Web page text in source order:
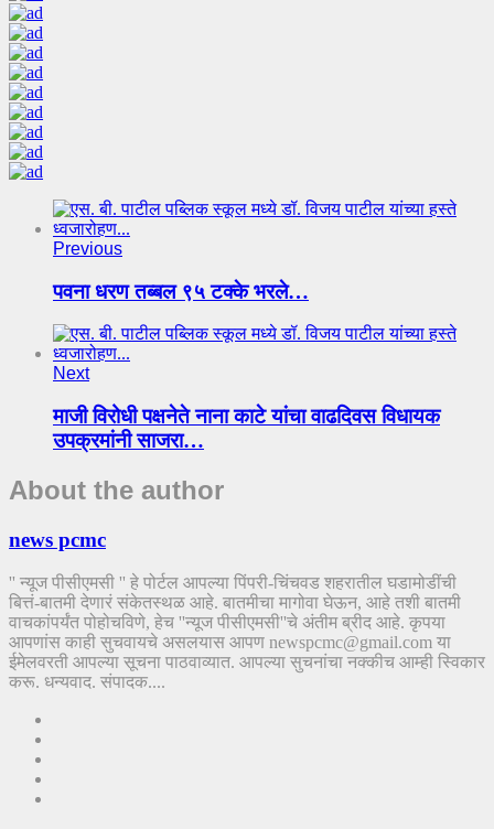
Previous
पवना धरण तब्बल ९५ टक्के भरले…
Next
माजी विरोधी पक्षनेते नाना काटे यांचा वाढदिवस विधायक
उपक्रमांनी साजरा…
About the author
news pcmc
'' न्यूज पीसीएमसी '' हे पोर्टल आपल्या पिंपरी-चिंचवड शहरातील घडामोडींची
बित्तं-बातमी देणारं संकेतस्थळ आहे. बातमीचा मागोवा घेऊन, आहे तशी बातमी
वाचकांपर्यंत पोहोचविणे, हेच ''न्यूज पीसीएमसी''चे अंतीम ब्रीद आहे. कृपया
आपणांस काही सुचवायचे असलयास आपण newspcmc@gmail.com या
ईमेलवरती आपल्या सूचना पाठवाव्यात. आपल्या सुचनांचा नक्कीच आम्ही स्विकार
करू. धन्यवाद. संपादक....